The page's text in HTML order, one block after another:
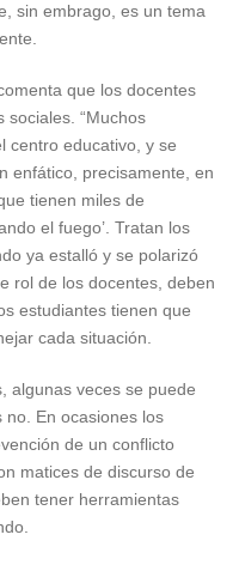
sin embrago, es un tema
que los docentes
“Muchos
centro educativo, y se
enfático, precisamente, en
tienen miles de
el fuego’. Tratan los
ya estalló y se polarizó
rol de los docentes, deben
estudiantes tienen que
cada situación.
algunas veces se puede
no. En ocasiones los
de un conflicto
matices de discurso de
tener herramientas